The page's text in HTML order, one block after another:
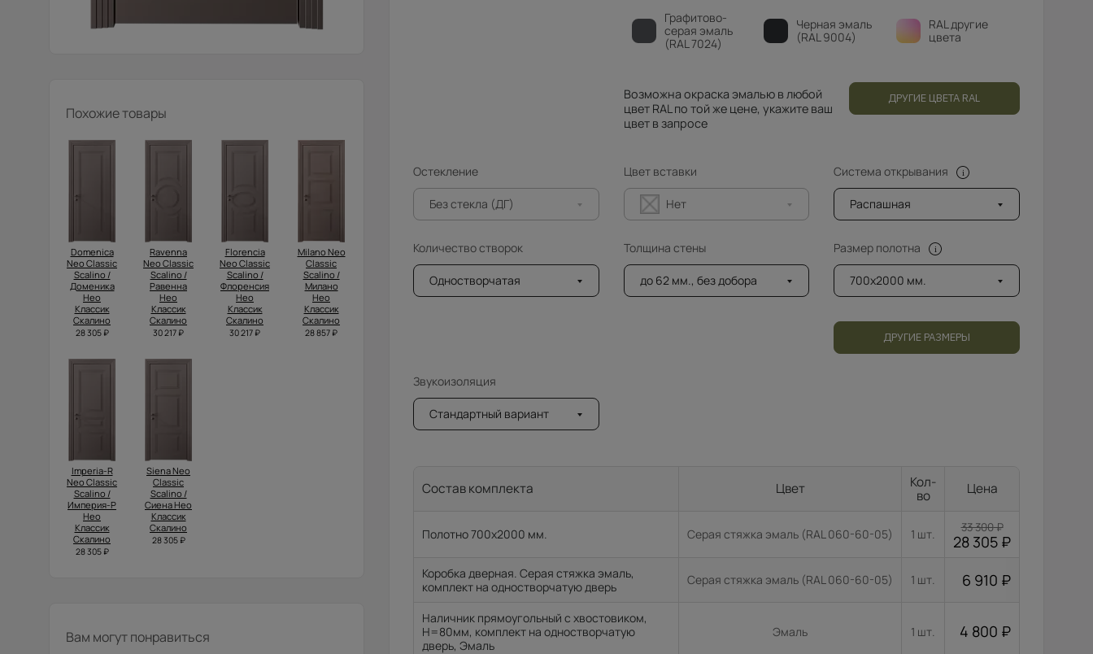
Похожие товары
Domenica
Neo Classic
Scalino /
Доменика
Нео
Классик
Скалино
28 305 ₽
Ravenna
Neo Classic
Scalino /
Равенна
Нео
Классик
Скалино
30 217 ₽
Florencia
Neo Classic
Scalino /
Флоренсия
Нео
Классик
Скалино
30 217 ₽
Milano Neo
Classic
Scalino /
Милано
Нео
Классик
Скалино
28 857 ₽
Imperia-R
Neo Classic
Scalino /
Империя-Р
Нео
Классик
Скалино
28 305 ₽
Siena Neo
Classic
Scalino /
Сиена Нео
Классик
Скалино
28 305 ₽
Вам могут понравиться
Графитово-
серая эмаль
(RAL 7024)
Черная эмаль
(RAL 9004)
RAL другие
цвета
Возможна окраска эмалью в любой
цвет RAL по той же цене, укажите ваш
цвет в запросе
ДРУГИЕ ЦВЕТА RAL
Остекление
Без стекла (ДГ)
Цвет вставки
Нет
Система открывания
Распашная
Количество створок
Одностворчатая
Толщина стены
до 62 мм., без добора
Размер полотна
700x2000 мм.
ДРУГИЕ РАЗМЕРЫ
Звукоизоляция
Стандартный вариант
Состав комплекта Цвет
Кол-
во
Цена
Полотно 700x2000 мм. Серая стяжка эмаль (RAL 060-60-05) 1 шт. 33 300₽
28 305 ₽
Коробка дверная. Серая стяжка эмаль,
комплект на одностворчатую дверь
Серая стяжка эмаль (RAL 060-60-05) 1 шт. 6 910 ₽
Наличник прямоугольный с хвостовиком,
H=80мм, комплект на одностворчатую
дверь, Эмаль
Эмаль 1 шт. 4 800 ₽